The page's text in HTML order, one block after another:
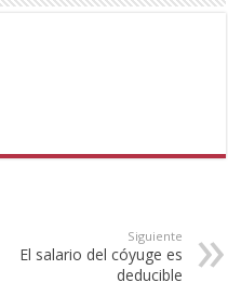
Siguiente
El salario del cóyuge es
deducible